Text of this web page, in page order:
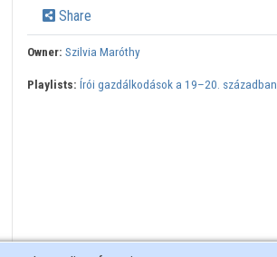
Share
Owner: Szilvia Maróthy
Playlists: Írói gazdálkodások a 19–20. században